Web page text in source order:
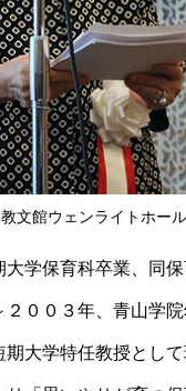
文館ウェンライトホー
学保育科卒業、同
００３年、青山学
大学特任教授とし